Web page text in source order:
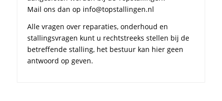
Mail ons dan op info@topstallingen.nl
Alle vragen over reparaties, onderhoud en
stallingsvragen kunt u rechtstreeks stellen bij de
betreffende stalling, het bestuur kan hier geen
antwoord op geven.